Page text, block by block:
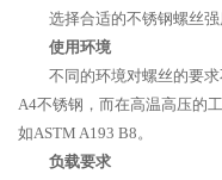
选择合适的不锈钢螺丝
使用环境
不同的环境对螺丝的要
A4不锈钢，而在高温高压的
如ASTM A193 B8。
负载要求